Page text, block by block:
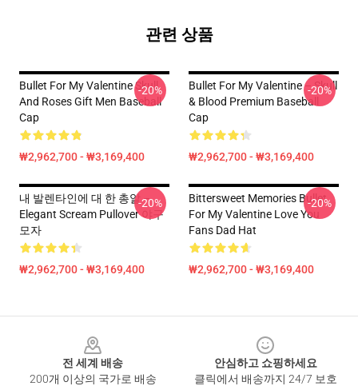
관련 상품
Bullet For My Valentine Skull
And Roses Gift Men Baseball
Cap
₩2,962,700 - ₩3,169,400
-20%
Bullet For My Valentine – Skull
& Blood Premium Baseball
Cap
₩2,962,700 - ₩3,169,400
-20%
내 발렌타인에 대 한 총알 –
Elegant Scream Pullover 야구
모자
₩2,962,700 - ₩3,169,400
-20%
Bittersweet Memories Bullet
For My Valentine Love You
Fans Dad Hat
₩2,962,700 - ₩3,169,400
-20%
전 세계 배송
200개 이상의 국가로 배송
안심하고 쇼핑하세요
클릭에서 배송까지 24/7 보호